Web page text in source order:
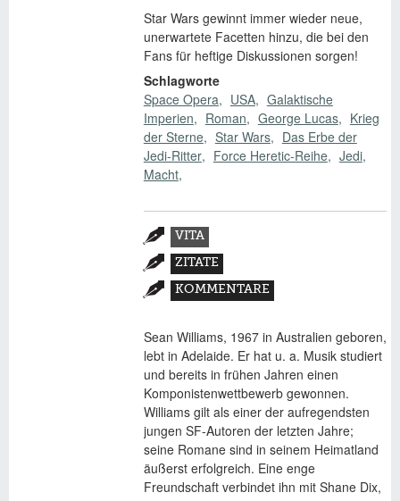
Star Wars gewinnt immer wieder neue,
unerwartete Facetten hinzu, die bei den
Fans für heftige Diskussionen sorgen!
Schlagworte
Space Opera
USA
Galaktische
Imperien
Roman George Lucas
Krieg
der Sterne
Star Wars
Das Erbe der
Jedi-Ritter
Force Heretic-Reihe
Jedi
Macht
Zusatzmaterial
VITA
(AKTIVER
REITER)
ZITATE
KOMMENTARE
Sean Williams, 1967 in Australien geboren,
lebt in Adelaide. Er hat u. a. Musik studiert
und bereits in frühen Jahren einen
Komponistenwettbewerb gewonnen.
Williams gilt als einer der aufregendsten
jungen SF-Autoren der letzten Jahre;
seine Romane sind in seinem Heimatland
äußerst erfolgreich. Eine enge
Freundschaft verbindet ihn mit Shane Dix,